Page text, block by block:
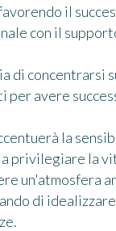
il
con il
di concentrarsi
per avere
la
privilegiare la
un'atmosfera
di